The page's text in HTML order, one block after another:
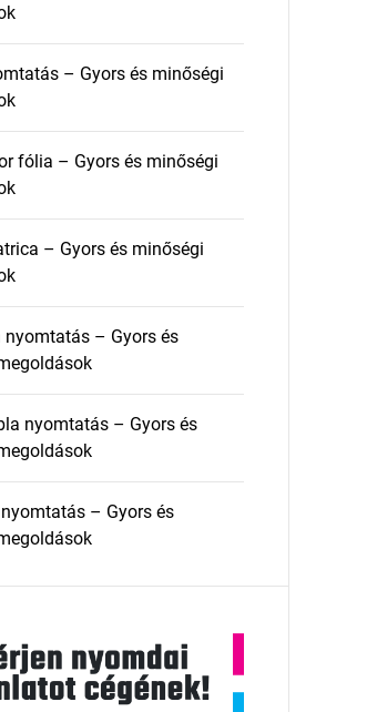
– Gyors és minőségi
fólia – Gyors és minőségi
– Gyors és minőségi
nyomtatás – Gyors és
nyomtatás – Gyors és
– Gyors és